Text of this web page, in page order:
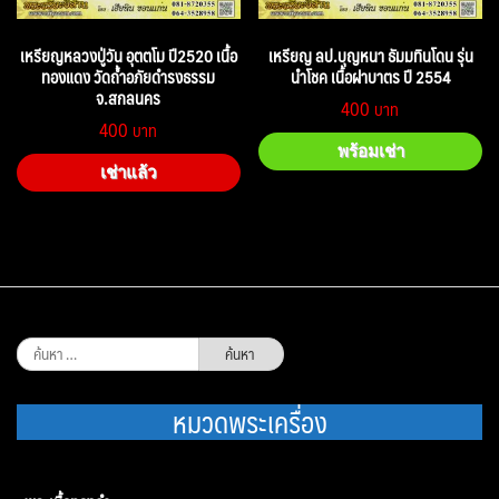
เหรียญหลวงปู่วัน อุตตโม ปี2520 เนื้อ
ทองแดง วัดถ้ำอภัยดำรงธรรม
จ.สกลนคร
400
เช่าแล้ว
เหรียญ ลป.บุญหนา ธัมมทินโดน รุ่น
นำโชค เนื้อฝาบาตร ปี 2554
400
พร้อมเช่า
ค้นหา
สำหรับ:
หมวดพระเครื่อง